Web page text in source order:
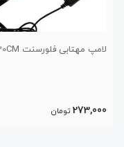
لامپ مهتابی فلورسنت 30CM اکوا
273,000 تومان